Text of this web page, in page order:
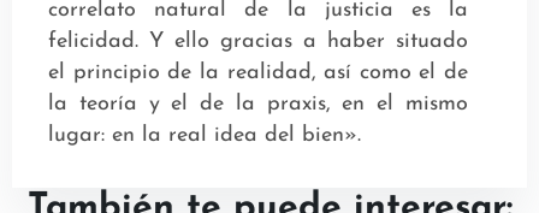
correlato natural de la justicia es la
felicidad. Y ello gracias a haber situado
el principio de la realidad, así como el de
la teoría y el de la praxis, en el mismo
lugar: en la real idea del bien».